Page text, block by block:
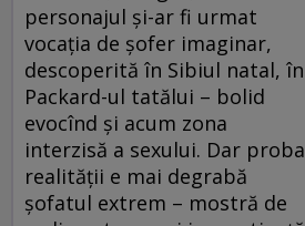
personajul şi-ar fi urmat
vocaţia de şofer imaginar,
descoperită în Sibiul natal, în
Packard-ul tatălui – bolid
evocînd şi acum zona
interzisă a sexului. Dar proba
realităţii e mai degrabă
şofatul extrem – mostră de